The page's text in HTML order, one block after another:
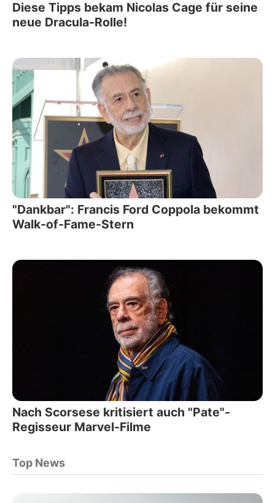
Diese Tipps bekam Nicolas Cage für seine
neue Dracula-Rolle!
"Dankbar": Francis Ford Coppola bekommt
Walk-of-Fame-Stern
Nach Scorsese kritisiert auch "Pate"-
Regisseur Marvel-Filme
Top News